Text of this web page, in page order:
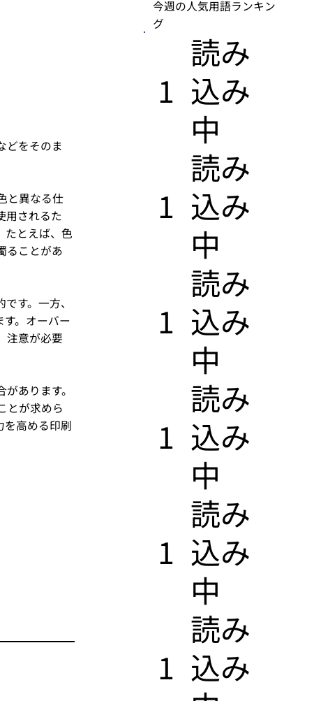
どをそのま
と異なる仕
用されるた
たとえば、色
ることがあ
す。一方、
。オーバー
注意が必要
あります。
とが求めら
を高める印刷
今週の人気用語ランキン
グ
1
​読み
込み
中
1
​読み
込み
中
1
​読み
込み
中
1
​読み
込み
中
1
​読み
込み
中
1
​読み
込み